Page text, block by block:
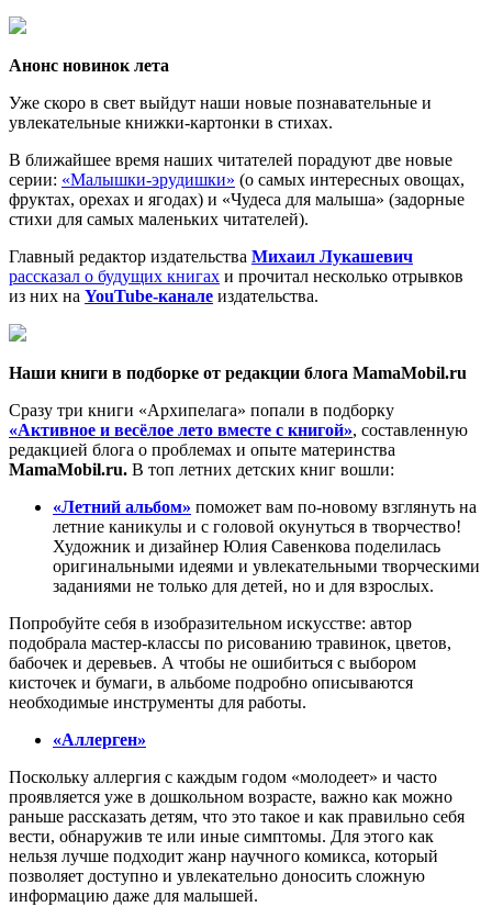
Анонс новинок лета
Уже скоро в свет выйдут наши новые познавательные и
увлекательные книжки-картонки в стихах.
В ближайшее время наших читателей порадуют две новые
серии: «Малышки-эрудишки» (о самых интересных овощах,
фруктах, орехах и ягодах) и «Чудеса для малыша» (задорные
стихи для самых маленьких читателей).
Главный редактор издательства Михаил Лукашевич
рассказал о будущих книгах и прочитал несколько отрывков
из них на YouTube-канале издательства.
Наши книги в подборке от редакции блога MamaMobil.ru
Сразу три книги «Архипелага» попали в подборку
«Активное и весёлое лето вместе с книгой», составленную
редакцией блога о проблемах и опыте материнства
MamaMobil.ru. В топ летних детских книг вошли:
«Летний альбом» поможет вам по-новому взглянуть на
летние каникулы и с головой окунуться в творчество!
Художник и дизайнер Юлия Савенкова поделилась
оригинальными идеями и увлекательными творческими
заданиями не только для детей, но и для взрослых.
Попробуйте себя в изобразительном искусстве: автор
подобрала мастер-классы по рисованию травинок, цветов,
бабочек и деревьев. А чтобы не ошибиться с выбором
кисточек и бумаги, в альбоме подробно описываются
необходимые инструменты для работы.
«Аллерген»
Поскольку аллергия с каждым годом «молодеет» и часто
проявляется уже в дошкольном возрасте, важно как можно
раньше рассказать детям, что это такое и как правильно себя
вести, обнаружив те или иные симптомы. Для этого как
нельзя лучше подходит жанр научного комикса, который
позволяет доступно и увлекательно доносить сложную
информацию даже для малышей.